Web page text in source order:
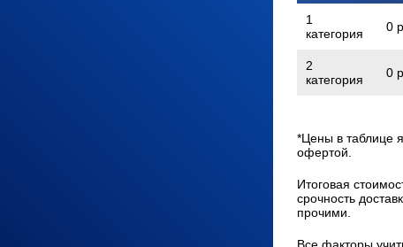
1
категория
0
2
категория
0
*Цены в таблице
офертой.
Итоговая
срочность
прочими.